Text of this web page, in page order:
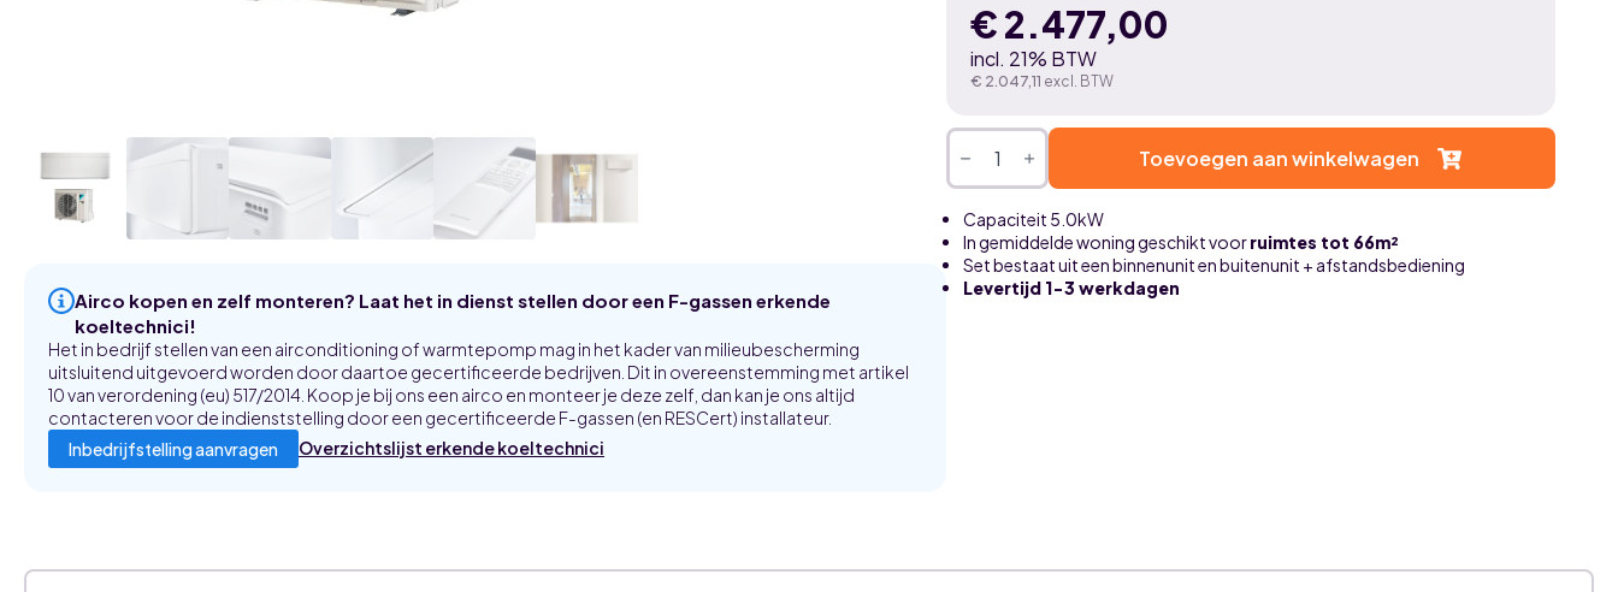
Airco kopen en zelf monteren? Laat het in dienst stellen door een F-gassen erkende
koeltechnici!
Het in bedrijf stellen van een airconditioning of warmtepomp mag in het kader van milieubescherming
uitsluitend uitgevoerd worden door daartoe gecertificeerde bedrijven. Dit in overeenstemming met artikel
10 van verordening (eu) 517/2014. Koop je bij ons een airco en monteer je deze zelf, dan kan je ons altijd
contacteren voor de indienststelling door een gecertificeerde F-gassen (en RESCert) installateur.
Inbedrijfstelling aanvragen
Overzichtslijst erkende koeltechnici
€2.477,00
incl. 21% BTW
€ 2.047,11 excl. BTW
Daikin
Stylish
5,0kW
airco
wit
single
split
set
aantal
Toevoegen aan winkelwagen
Capaciteit 5.0kW
In gemiddelde woning geschikt voorruimtes tot 66m²
Set bestaat uit een binnenunit en buitenunit + afstandsbediening
Levertijd 1-3 werkdagen